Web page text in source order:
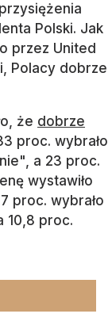
Polski. Jak
przez United
Polacy dobrze
że dobrze
proc. wybrało
a 23 proc.
wystawiło
proc. wybrało
10,8 proc.